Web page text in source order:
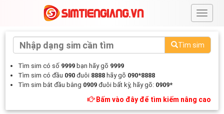
#
Tìm sim
Tìm sim có số 9999 bạn hãy gõ 9999
Tìm sim có đầu 090 đuôi 8888 hãy gõ 090*8888
Tìm sim bắt đầu bằng 0909 đuôi bất kỳ, hãy gõ: 0909*
Bấm vào đây để tìm kiếm nâng cao